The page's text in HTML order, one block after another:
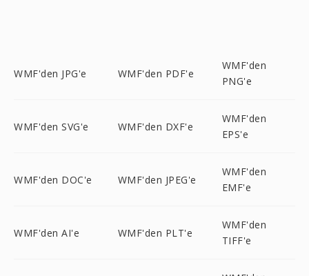
WMF'den JPG'e WMF'den PDF'e
WMF'den
PNG'e
WMF'den SVG'e WMF'den DXF'e
WMF'den
EPS'e
WMF'den DOC'e WMF'den JPEG'e
WMF'den
EMF'e
WMF'den AI'e WMF'den PLT'e
WMF'den
TIFF'e